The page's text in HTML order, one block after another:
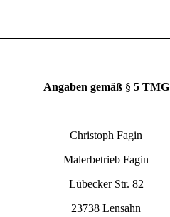
Angaben gemäß § 5 TMG
Christoph Fagin
Malerbetrieb Fagin
Lübecker Str. 82
23738 Lensahn